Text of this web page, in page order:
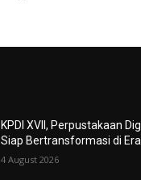
KPDI XVII, Perpustakaan
Siap Bertransformasi di Era
4 August 2026